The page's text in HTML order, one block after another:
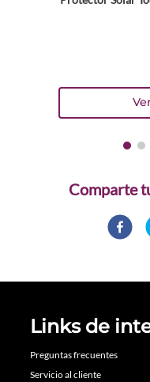
Comparte
Links de
Preguntas frecuentes
Servicio al cliente